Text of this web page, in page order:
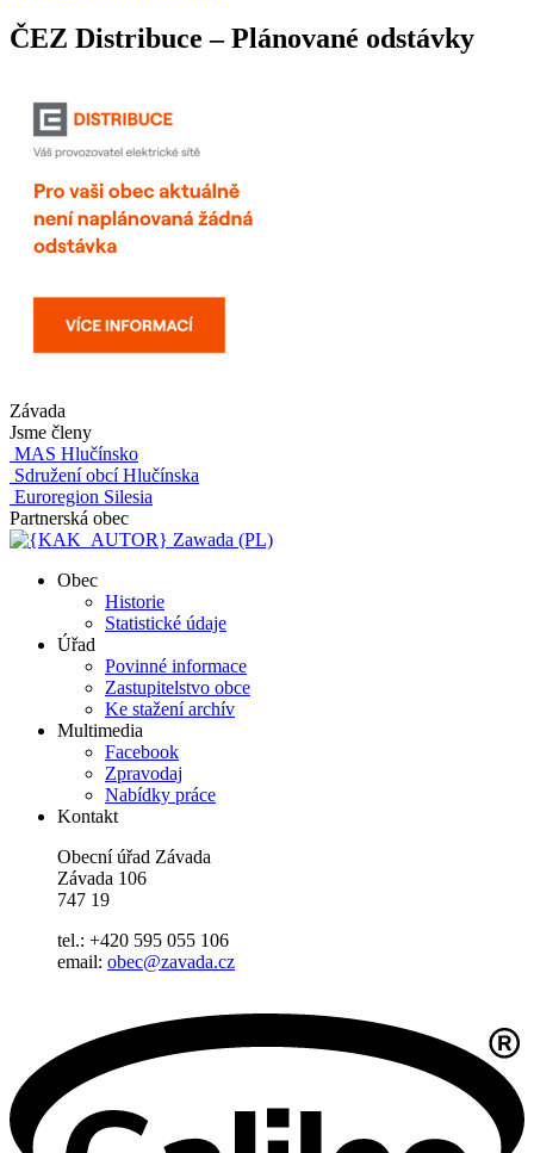
ČEZ Distribuce – Plánované odstávky
Závada
Jsme členy
MAS Hlučínsko
Sdružení obcí Hlučínska
Euroregion Silesia
Partnerská obec
Zawada (PL)
Obec
Historie
Statistické údaje
Úřad
Povinné informace
Zastupitelstvo obce
Ke stažení archív
Multimedia
Facebook
Zpravodaj
Nabídky práce
Kontakt
Obecní úřad Závada
Závada 106
747 19
tel.: +420 595 055 106
email: obec@zavada.cz